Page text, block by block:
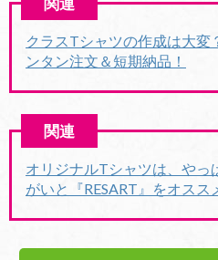
クラスTシャツの作成は大変
ンタン注文＆短期納品！
オリジナルTシャツは、やっ
がいと『RESART』をオスス